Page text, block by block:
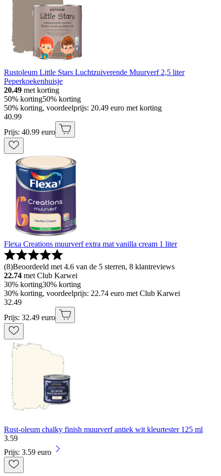
Rustoleum Little Stars Luchtzuiverende Muurverf 2,5 liter
Peperkoekenhuisje
20.49 met korting
50% korting50% korting
50% korting, voordeelprijs: 20.49 euro met korting
40.99
Prijs: 40.99 euro
Flexa Creations muurverf extra mat vanilla cream 1 liter
(8)Beoordeeld met 4.6 van de 5 sterren, 8 klantreviews
22.74 met Club Karwei
30% korting30% korting
30% korting, voordeelprijs: 22.74 euro met Club Karwei
32.49
Prijs: 32.49 euro
Rust-oleum chalky finish muurverf antiek wit kleurtester 125 ml
3.59
Prijs: 3.59 euro